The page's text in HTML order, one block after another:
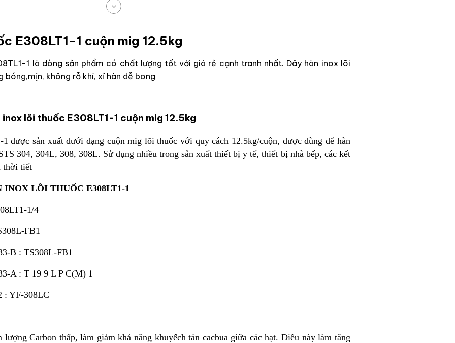
E308LT1-1 cuộn mig 12.5kg
1 là dòng sản phẩm có chất lượng tốt với giá rẻ cạnh tranh nhất. Dây hàn inox lõi
bóng,mịn, không rỗ khí, xỉ hàn dễ bong
lõi thuốc E308LT1-1 cuộn mig 12.5kg
được sản xuất dưới dạng cuộn mig lõi thuốc với quy cách 12.5kg/cuộn, được dùng để hàn
304, 304L, 308, 308L. Sử dụng nhiều trong sản xuất thiết bị y tế, thiết bị nhà bếp, các kết
thời tiết
LÕI THUỐC E308LT1-1
1/4
FB1
B : TS308L-FB1
A : T 19 9 L P C(M) 1
: YF-308LC
Carbon thấp, làm giảm khả năng khuyếch tán cacbua giữa các hạt. Điều này làm tăng